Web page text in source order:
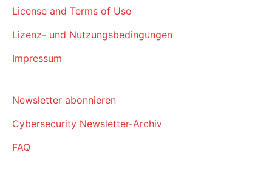
License and Terms of Use
Lizenz- und Nutzungsbedingungen
Impressum
Newsletter abonnieren
Cybersecurity Newsletter-Archiv
FAQ